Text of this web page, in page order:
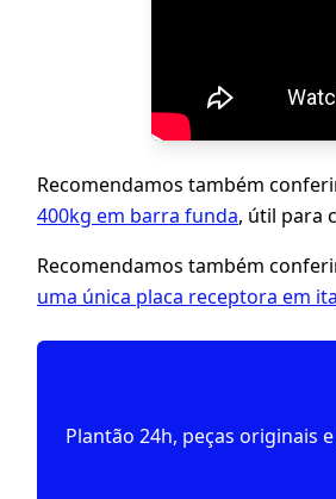
Recomendamos também
400kg em barra funda, útil para
Recomendamos também
uma única placa receptora em
Plantão 24h, peças originais